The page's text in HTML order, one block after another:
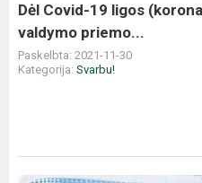
Dėl Covid-19 ligos
valdymo priemo...
Paskelbta: 2021-11-30
Kategorija: Svarbu!